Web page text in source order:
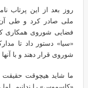
روز بعد از این پرتاب
فضایی شوروی همکاری
«سیا» دستور داد تا
شوروی قرار دهند و با آنها
ما شاید هیچوقت